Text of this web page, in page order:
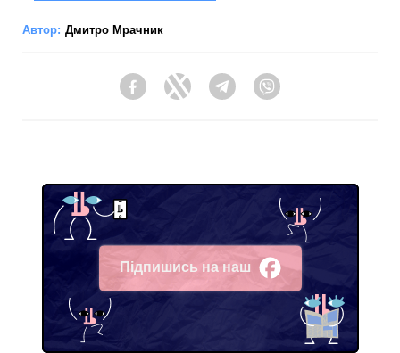
Автор: Дмитро Мрачник
FacebookTwitter Telegram
Підпишись на наш
Facebook